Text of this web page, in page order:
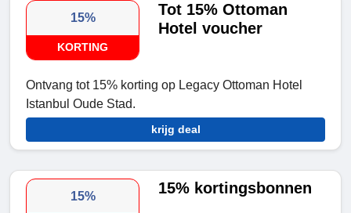
15%
KORTING
Tot 15% Ottoman
Hotel voucher
Ontvang tot 15% korting op Legacy Ottoman Hotel
Istanbul Oude Stad.
krijg deal
15% 15% kortingsbonnen